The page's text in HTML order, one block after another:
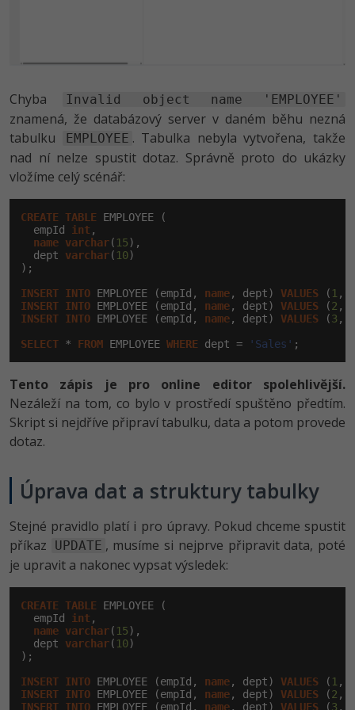
Chyba Invalid object name 'EMPLOYEE'
znamená, že databázový server v daném běhu nezná
tabulku
EMPLOYEE . Tabulka nebyla vytvořena, takže
nad ní nelze spustit dotaz. Správně proto do ukázky
vložíme celý scénář:
CREATE TABLE EMPLOYEE (
  empId
int ,
name varchar( 15),
  dept
varchar( 10)
);
INSERT INTO EMPLOYEE (empId, name, dept) VALUES ( 1 ,
INSERT INTO EMPLOYEE (empId, name, dept) VALUES (2 ,
INSERT INTO EMPLOYEE (empId, name, dept) VALUES (3 ,
SELECT * FROM EMPLOYEE WHERE dept = 'Sales' ;
Tento zápis je pro online editor spolehlivější.
Nezáleží na tom, co bylo v prostředí spuštěno předtím.
Skript si nejdříve připraví tabulku, data a potom provede
dotaz.
Úprava dat a struktury tabulky
Stejné pravidlo platí i pro úpravy. Pokud chceme spustit
příkaz
UPDATE , musíme si nejprve připravit data, poté
je upravit a nakonec vypsat výsledek:
CREATE TABLE EMPLOYEE (
  empId
int ,
name varchar( 15),
  dept
varchar( 10)
);
INSERT INTO EMPLOYEE (empId, name, dept) VALUES ( 1 ,
INSERT INTO EMPLOYEE (empId, name, dept) VALUES (2 ,
INSERT INTO EMPLOYEE (empId, name, dept) VALUES (3 ,